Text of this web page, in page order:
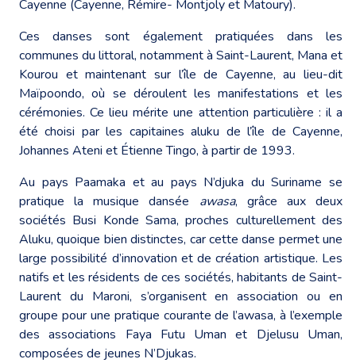
Cayenne (Cayenne, Rémire- Montjoly et Matoury).
Ces danses sont également pratiquées dans les
communes du littoral, notamment à Saint-Laurent, Mana et
Kourou et maintenant sur l’île de Cayenne, au lieu-dit
Maïpoondo, où se déroulent les manifestations et les
cérémonies. Ce lieu mérite une attention particulière : il a
été choisi par les capitaines aluku de l’île de Cayenne,
Johannes Ateni et Étienne Tingo, à partir de 1993.
Au pays Paamaka et au pays N’djuka du Suriname se
pratique la musique dansée awasa, grâce aux deux
sociétés Busi Konde Sama, proches culturellement des
Aluku, quoique bien distinctes, car cette danse permet une
large possibilité d’innovation et de création artistique. Les
natifs et les résidents de ces sociétés, habitants de Saint-
Laurent du Maroni, s’organisent en association ou en
groupe pour une pratique courante de l’awasa, à l’exemple
des associations Faya Futu Uman et Djelusu Uman,
composées de jeunes N’Djukas.